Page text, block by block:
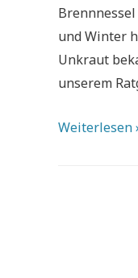
und Winter
Unkraut
unserem
Gesundheit
Weiterlesen